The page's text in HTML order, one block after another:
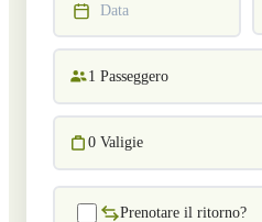
Data
1 Passeggero
0 Valigie
Prenotare il ritorno?